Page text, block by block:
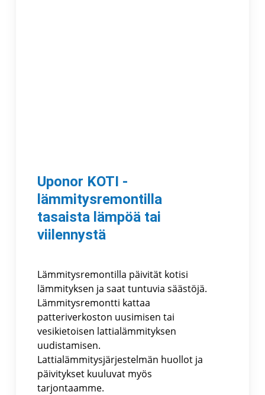
Uponor KOTI -
lämmitysremontilla
tasaista lämpöä tai
viilennystä
Lämmitysremontilla päivität kotisi
lämmityksen ja saat tuntuvia säästöjä.
Lämmitysremontti kattaa
patteriverkoston uusimisen tai
vesikietoisen lattialämmityksen
uudistamisen.
Lattialämmitysjärjestelmän huollot ja
päivitykset kuuluvat myös
tarjontaamme.